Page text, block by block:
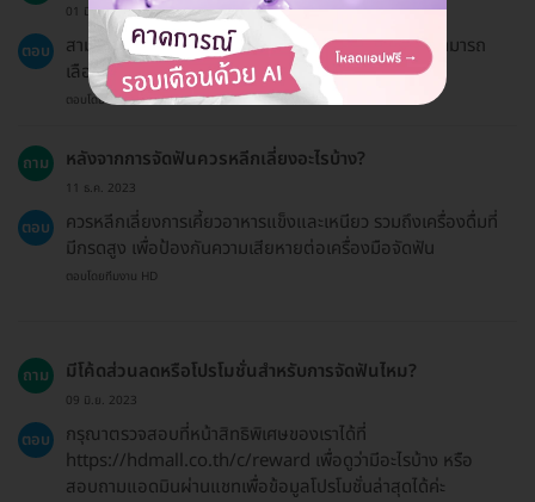
01 มี.ค. 2023
ตอบ
สามารถชำระเงินได้ทั้งการโอนจ่ายและบัตรเครดิต โดยสามารถ
เลือกผ่อนชำระ 0% ผ่านบัตรเครดิตได้
ตอบโดยทีมงาน HD
ถาม หลังจากการจัดฟันควรหลีกเลี่ยงอะไรบ้าง?
11 ธ.ค. 2023
ตอบ
ควรหลีกเลี่ยงการเคี้ยวอาหารแข็งและเหนียว รวมถึงเครื่องดื่มที่
มีกรดสูง เพื่อป้องกันความเสียหายต่อเครื่องมือจัดฟัน
ตอบโดยทีมงาน HD
ถาม มีโค้ดส่วนลดหรือโปรโมชั่นสำหรับการจัดฟันไหม?
09 มิ.ย. 2023
ตอบ
กรุณาตรวจสอบที่หน้าสิทธิพิเศษของเราได้ที่
https://hdmall.co.th/c/reward เพื่อดูว่ามีอะไรบ้าง หรือ
สอบถามแอดมินผ่านแชทเพื่อข้อมูลโปรโมชั่นล่าสุดได้ค่ะ